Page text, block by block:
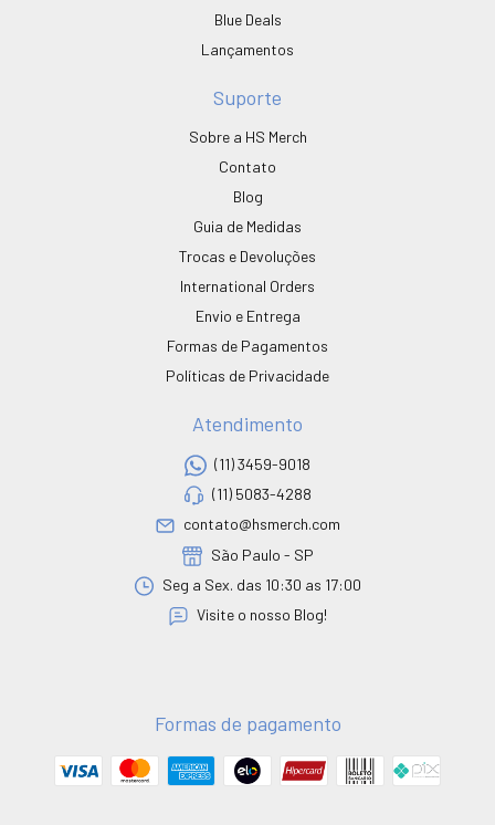
Blue Deals
Lançamentos
Suporte
Sobre a HS Merch
Contato
Blog
Guia de Medidas
Trocas e Devoluções
International Orders
Envio e Entrega
Formas de Pagamentos
Políticas de Privacidade
Atendimento
(11) 3459-9018
(11) 5083-4288
contato@hsmerch.com
São Paulo - SP
Seg a Sex. das 10:30 as 17:00
Visite o nosso Blog!
Formas de pagamento